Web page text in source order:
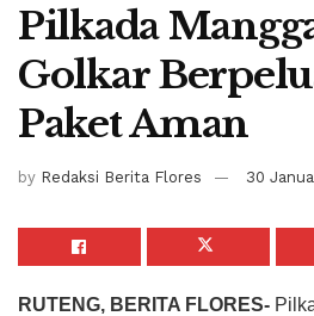
Pilkada
Golkar
Paket Aman
by Redaksi Berita Flores 30
RUTENG, BERITA FLORES-